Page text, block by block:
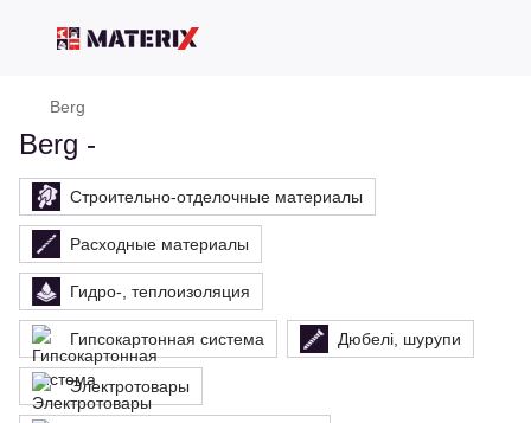
Berg
Berg -
Строительно-отделочные материалы
Расходные материалы
Гидро-, теплоизоляция
Гипсокартонная система Дюбелі, шурупи
Электротовары